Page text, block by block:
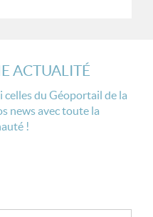
ACTUALITÉ
du Géoportail de la
news avec toute la
!